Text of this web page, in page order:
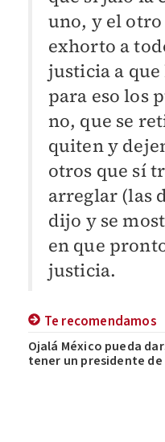
uno, y el otro
exhorto a
justicia a
para eso los
no, que se
quiten y
otros que sí
arreglar (las
dijo y se
en que
justicia.
Te recomendamos
Ojalá México pueda
tener un presidente de